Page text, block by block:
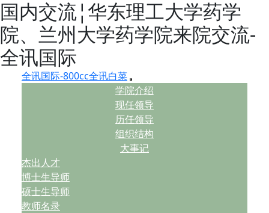
国内交流¦华东理工大学药学
院、兰州大学药学院来院交流-
全讯国际
全讯国际-800cc全讯白菜
学院介绍
现任领导
历任领导
组织结构
大事记
杰出人才
博士生导师
硕士生导师
教师名录